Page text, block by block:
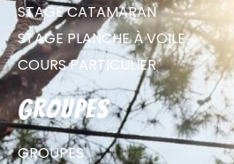
STAGE CATAMARAN
STAGE PLANCHE À VOILE
COURS PARTICULIER
groupes
GROUPES